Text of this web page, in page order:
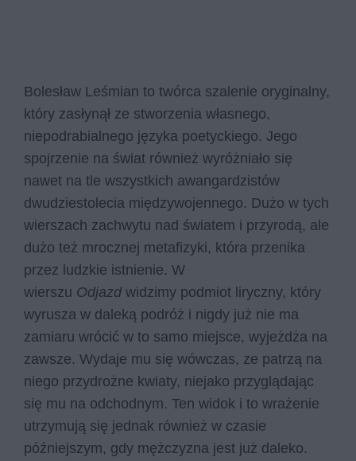
Bolesław Leśmian to twórca szalenie oryginalny,
który zasłynął ze stworzenia własnego,
niepodrabialnego języka poetyckiego. Jego
spojrzenie na świat również wyróżniało się
nawet na tle wszystkich awangardzistów
dwudziestolecia międzywojennego. Dużo w tych
wierszach zachwytu nad światem i przyrodą, ale
dużo też mrocznej metafizyki, która przenika
przez ludzkie istnienie. W
wierszu Odjazd widzimy podmiot liryczny, który
wyrusza w daleką podróż i nigdy już nie ma
zamiaru wrócić w to samo miejsce, wyjeżdża na
zawsze. Wydaje mu się wówczas, ze patrzą na
niego przydrożne kwiaty, niejako przyglądając
się mu na odchodnym. Ten widok i to wrażenie
utrzymują się jednak również w czasie
późniejszym, gdy mężczyzna jest już daleko.